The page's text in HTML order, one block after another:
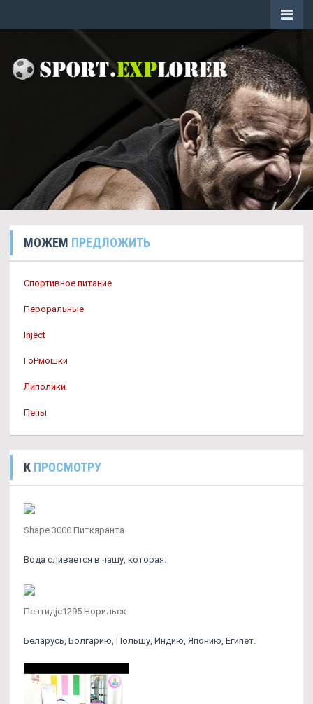
МОЖЕМ ПРЕДЛОЖИТЬ
Спортивное питание
Пероральные
Inject
ГоРмошки
Липолики
Пепы
К ПРОСМОТРУ
Shape 3000 Питкяранта
Вода сливается в чашу, которая.
Пептидjc1295 Норильск
Беларусь, Болгарию, Польшу, Индию, Японию, Египет.